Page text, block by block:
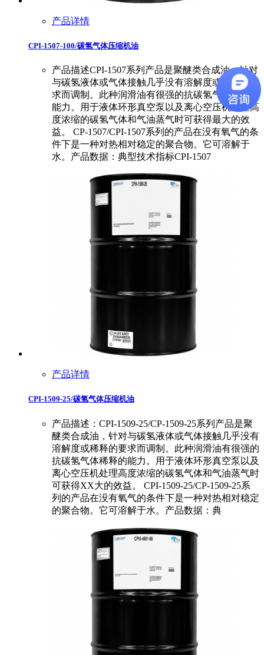
产品详情
CPI-1507-100/碳氢气体压缩机油
产品描述CPI-1507系列产品是聚醚类合成油，针对
与碳氢液体或气体接触几乎没有溶解度或稀释的要
求而调制。此种润滑油有很强的抗碳氢气体稀释的
能力。用于液体环形真空泵以及离心空压机处理高
度浓缩的碳氢气体和气油蒸气时可获得最大的效
益。 CP-1507/CPI-1507系列的产品在没有氧气的条
件下是一种对热相对稳定的聚合物。它可溶解于
水。产品数据：典型技术指标CPI-1507
产品详情
CPI-1509-25/碳氢气体压缩机油
产品描述：CPI-1509-25/CP-1509-25系列产品是聚
醚类合成油，针对与碳氢液体或气体接触几乎没有
溶解度或稀释的要求而调制。此种润滑油有很强的
抗碳氢气体稀释的能力。用于液体环形真空泵以及
离心空压机处理高度浓缩的碳氢气体和气油蒸气时
可获得XX大的效益。 CPI-1509-25/CP-1509-25系
列的产品在没有氧气的条件下是一种对热相对稳定
的聚合物。它可溶解于水。产品数据：典